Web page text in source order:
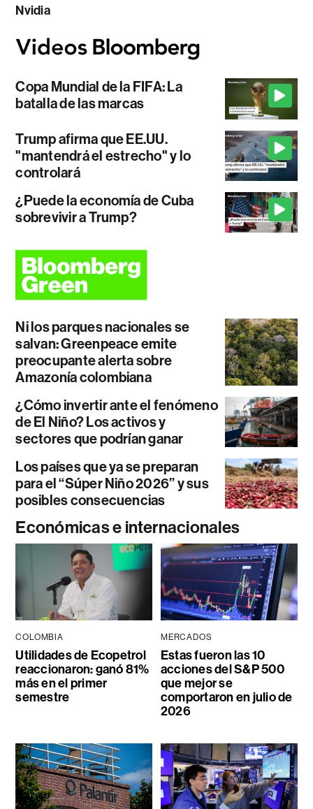
Nvidia
Copa Mundial de la FIFA: La
batalla de las marcas
Trump afirma que EE.UU.
"mantendrá el estrecho" y lo
controlará
¿Puede la economía de Cuba
sobrevivir a Trump?
Ni los parques nacionales se
salvan: Greenpeace emite
preocupante alerta sobre
Amazonía colombiana
¿Cómo invertir ante el fenómeno
de El Niño? Los activos y
sectores que podrían ganar
Los países que ya se preparan
para el “Súper Niño 2026” y sus
posibles consecuencias
Económicas e internacionales
COLOMBIA
Utilidades de Ecopetrol
reaccionaron: ganó 81%
más en el primer
semestre
MERCADOS
Estas fueron las 10
acciones del S&P 500
que mejor se
comportaron en julio de
2026